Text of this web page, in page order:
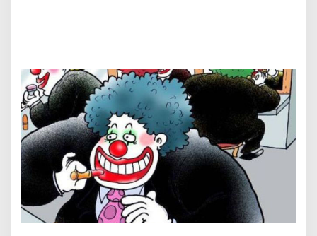
t
P
l
t
i
k
P
e
r
u
s